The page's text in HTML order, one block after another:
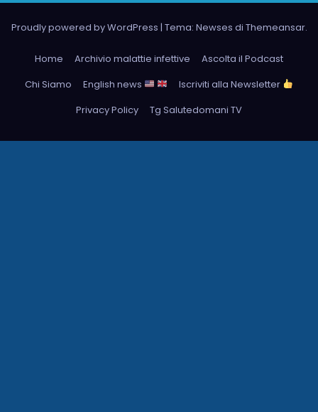
Proudly powered by WordPress | Tema: Newses di Themeansar.
Home Archivio malattie infettive
Ascolta il Podcast
Chi Siamo
English news
Iscriviti alla Newsletter
Privacy Policy
Tg Salutedomani TV